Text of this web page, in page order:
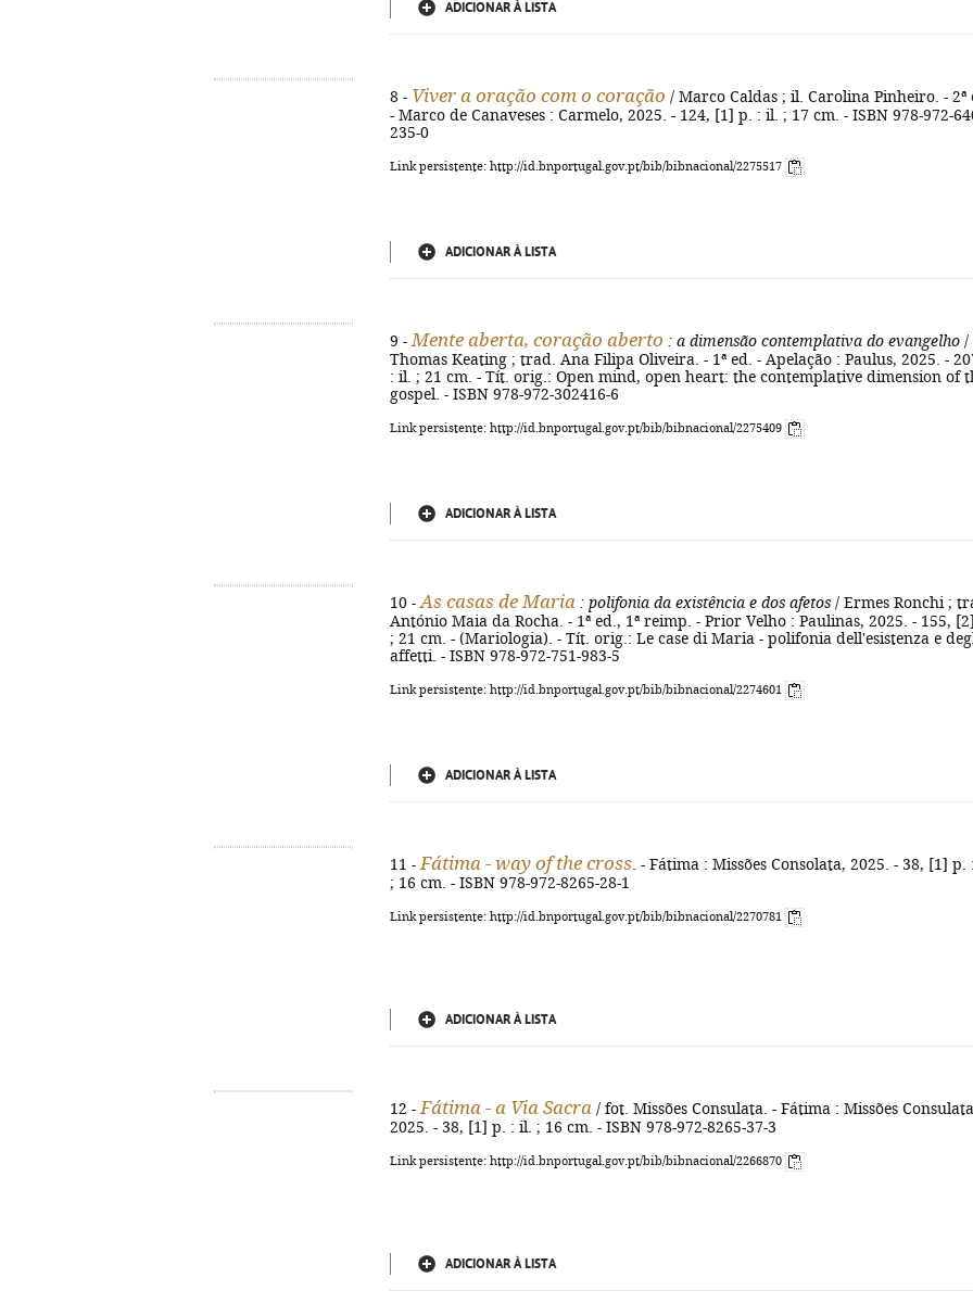
ADICIONAR À LISTA
8 - Viver a oração com o coração / Marco Caldas ; il. Carolina Pinheiro. - 2ª
- Marco de Canaveses : Carmelo, 2025. - 124, [1] p. : il. ; 17 cm. - ISBN 978-972-
235-0
Link persistente: http://id.bnportugal.gov.pt/bib/bibnacional/2275517
ADICIONAR À LISTA
9 - Mente aberta, coração aberto : a dimensão contemplativa do evangelho /
Thomas Keating ; trad. Ana Filipa Oliveira. - 1ª ed. - Apelação : Paulus, 2025. -
: il. ; 21 cm. - Tít. orig.: Open mind, open heart: the contemplative dimension of
gospel. - ISBN 978-972-302416-6
Link persistente: http://id.bnportugal.gov.pt/bib/bibnacional/2275409
ADICIONAR À LISTA
10 - As casas de Maria : polifonia da existência e dos afetos / Ermes Ronchi ;
António Maia da Rocha. - 1ª ed., 1ª reimp. - Prior Velho : Paulinas, 2025. - 155,
; 21 cm. - (Mariologia). - Tít. orig.: Le case di Maria - polifonia dell'esistenza e
affetti. - ISBN 978-972-751-983-5
Link persistente: http://id.bnportugal.gov.pt/bib/bibnacional/2274601
ADICIONAR À LISTA
11 - Fátima - way of the cross . - Fátima : Missões Consolata, 2025. - 38, [1] p.
; 16 cm. - ISBN 978-972-8265-28-1
Link persistente: http://id.bnportugal.gov.pt/bib/bibnacional/2270781
ADICIONAR À LISTA
12 - Fátima - a Via Sacra / fot. Missões Consulata. - Fátima : Missões
2025. - 38, [1] p. : il. ; 16 cm. - ISBN 978-972-8265-37-3
Link persistente: http://id.bnportugal.gov.pt/bib/bibnacional/2266870
ADICIONAR À LISTA